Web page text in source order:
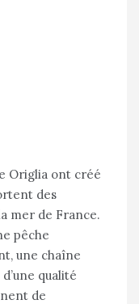
Origlia ont créé
des
mer de France.
pêche
une chaîne
qualité
de